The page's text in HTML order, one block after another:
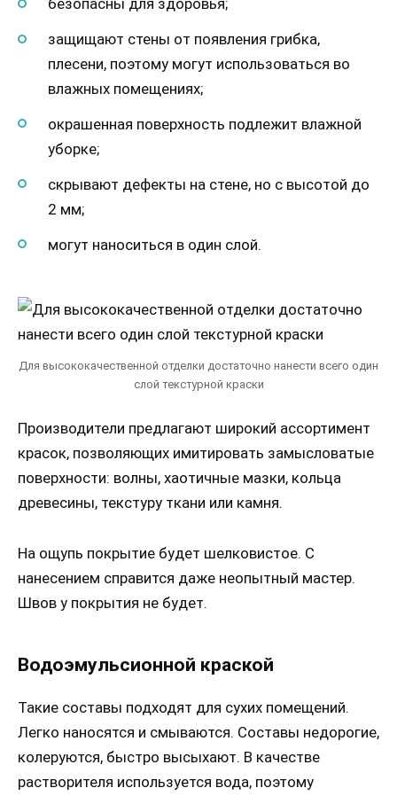
безопасны для здоровья;
защищают стены от появления грибка,
плесени, поэтому могут использоваться во
влажных помещениях;
окрашенная поверхность подлежит влажной
уборке;
скрывают дефекты на стене, но с высотой до
2 мм;
могут наноситься в один слой.
Для высококачественной отделки достаточно нанести всего один
слой текстурной краски
Производители предлагают широкий ассортимент
красок, позволяющих имитировать замысловатые
поверхности: волны, хаотичные мазки, кольца
древесины, текстуру ткани или камня.
На ощупь покрытие будет шелковистое. С
нанесением справится даже неопытный мастер.
Швов у покрытия не будет.
Водоэмульсионной краской
Такие составы подходят для сухих помещений.
Легко наносятся и смываются. Составы недорогие,
колеруются, быстро высыхают. В качестве
растворителя используется вода, поэтому